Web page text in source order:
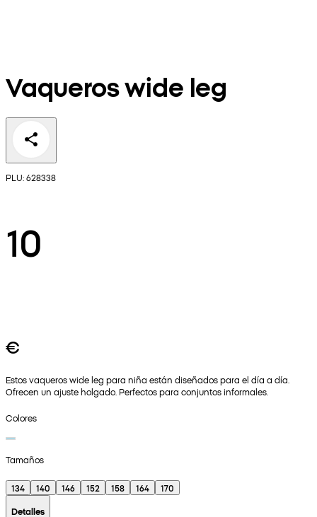
Vaqueros wide leg
PLU: 628338
10
€
Estos vaqueros wide leg para niña están diseñados para el día a día.
Ofrecen un ajuste holgado. Perfectos para conjuntos informales.
Colores
Tamaños
134 140 146 152 158 164
170
Detalles